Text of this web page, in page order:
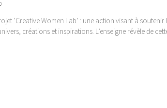
‘Creative Women Lab’ : une action visant à
créations et inspirations. L’enseigne révèle de